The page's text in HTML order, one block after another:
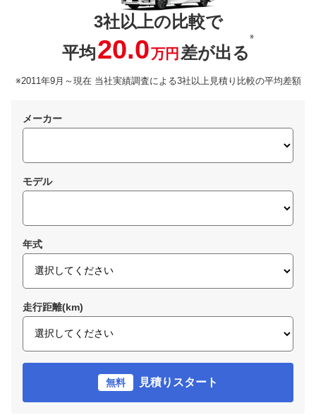
3社以上の比較で
平均20.0万円 差が出る
※
※2011年9月～現在 当社実績調査による3社以上見積り比較の平均差額
メーカー
モデル
年式
走行距離(km)
無料 見積りスタート